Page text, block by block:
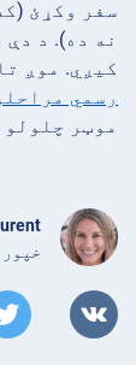
سفر وکړئ
نه ده). د
کیږي. موږ
رسمي
موټر
خپور سپتمبر 14,